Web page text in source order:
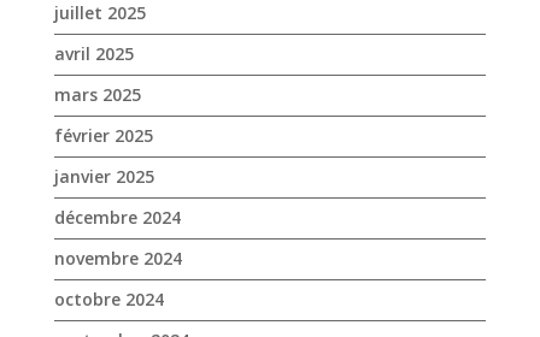
juillet 2025
avril 2025
mars 2025
février 2025
janvier 2025
décembre 2024
novembre 2024
octobre 2024